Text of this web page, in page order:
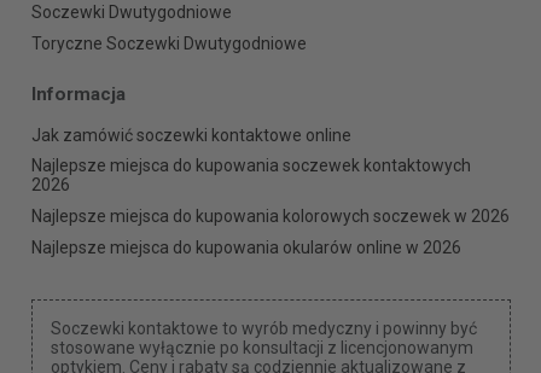
Soczewki Dwutygodniowe
Toryczne Soczewki Dwutygodniowe
Informacja
Jak zamówić soczewki kontaktowe online
Najlepsze miejsca do kupowania soczewek kontaktowych
2026
Najlepsze miejsca do kupowania kolorowych soczewek w 2026
Najlepsze miejsca do kupowania okularów online w 2026
Soczewki kontaktowe to wyrób medyczny i powinny być
stosowane wyłącznie po konsultacji z licencjonowanym
optykiem. Ceny i rabaty są codziennie aktualizowane z